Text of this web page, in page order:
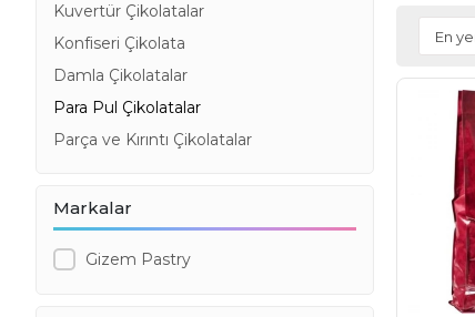
Kuvertür Çikolatalar
Konfiseri Çikolata
Damla Çikolatalar
Para Pul Çikolatalar
Parça ve Kırıntı Çikolatalar
Markalar
Gizem Pastry